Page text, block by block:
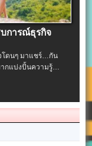
บการณ์ธุรกิจ
จโดนๆ มาแชร์…กัน
ากแบ่งปั้นความรู้…